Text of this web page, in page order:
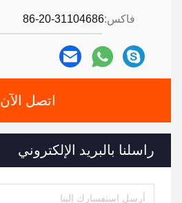
فاكس:86-20-31104686
اتصل الآن
راسلنا بالبريد الإلكتروني